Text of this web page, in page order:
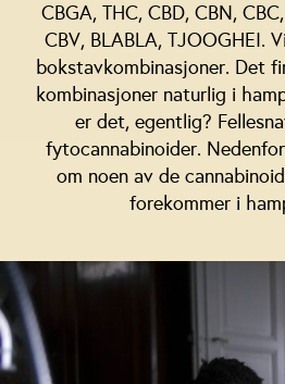
CBD
CBGA, THC, CBD, CBN,
CBV, BLABLA, TJOOGHEI.
bokstavkombinasjoner. Det
kombinasjoner naturlig i
er det, egentlig?
fytocannabinoider.
om noen av de
forekommer i